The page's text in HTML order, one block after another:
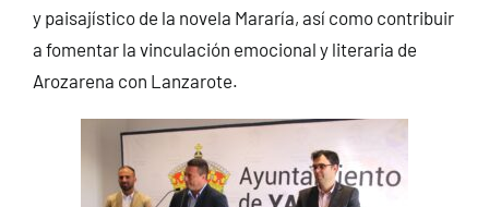
y paisajístico de la novela Mararía, así como contribuir
a fomentar la vinculación emocional y literaria de
Arozarena con Lanzarote.